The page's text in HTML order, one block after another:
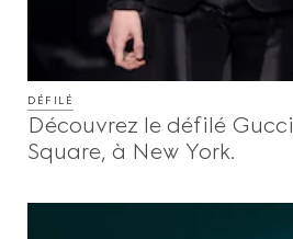
DÉFILÉ
Découvrez le défilé
Square, à New York.